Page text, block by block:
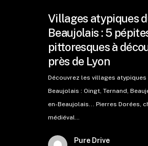
Villages atypiques
Beaujolais : 5
pittoresques à
près de Lyon
Découvrez les villages atypiques
Beaujolais : Oingt, Ternand,
en-Beaujolais... Pierres Dorées,
médiéval…
Pure Drive